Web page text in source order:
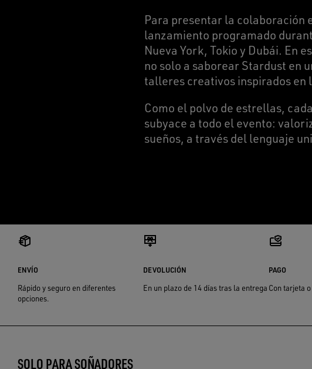
Para presentar la colaboración
lanzamiento programado
Nueva York, Tokio y Dubái. En
no solo a saborear Stardust en
talleres creativos inspirados en
Como el polvo de estrellas,
subyace a todo el evento:
sueños, a través del lenguaje
ENVÍO
Rápido y seguro en diferentes
opciones.
DEVOLUCIÓN
En un plazo de 14 días tras la entrega
PAGO
Con tarjeta
SOLO PARA SOÑADORES